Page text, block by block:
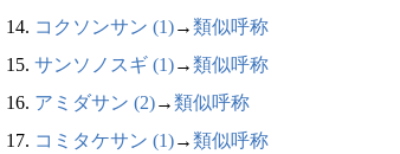
14. コクソンサン (1)→類似呼称
15. サンソノスギ (1)→類似呼称
16. アミダサン (2)→類似呼称
17. コミタケサン (1)→類似呼称